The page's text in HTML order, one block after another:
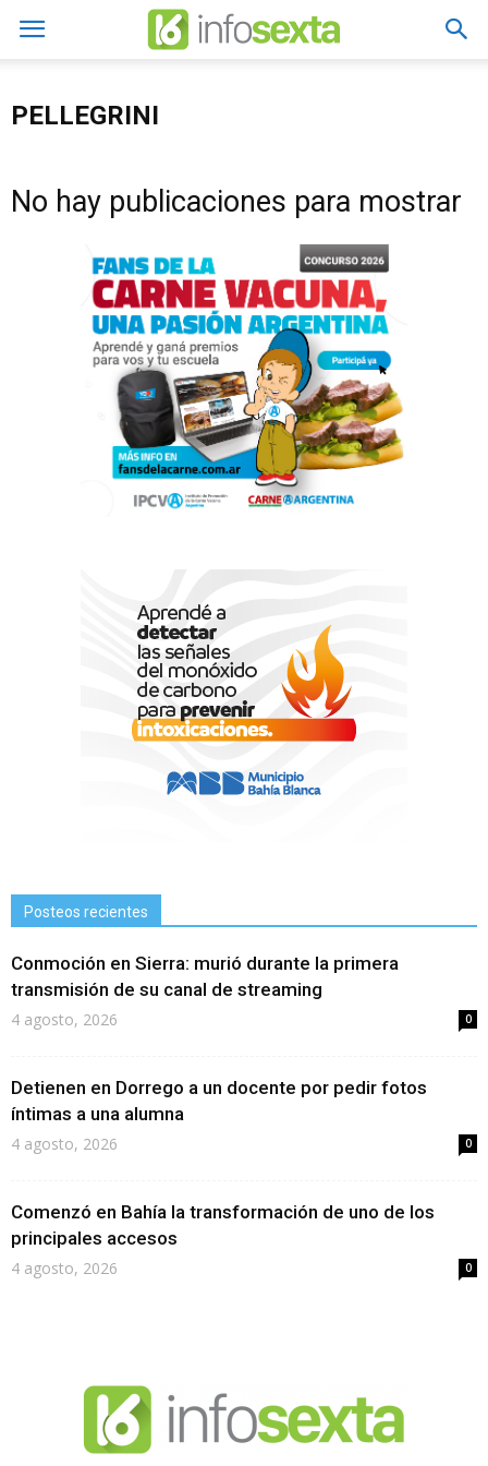
PELLEGRINI
No hay publicaciones para mostrar
Posteos recientes
Conmoción en Sierra: murió durante la primera
transmisión de su canal de streaming
4 agosto, 2026 0
Detienen en Dorrego a un docente por pedir fotos
íntimas a una alumna
4 agosto, 2026 0
Comenzó en Bahía la transformación de uno de los
principales accesos
4 agosto, 2026 0